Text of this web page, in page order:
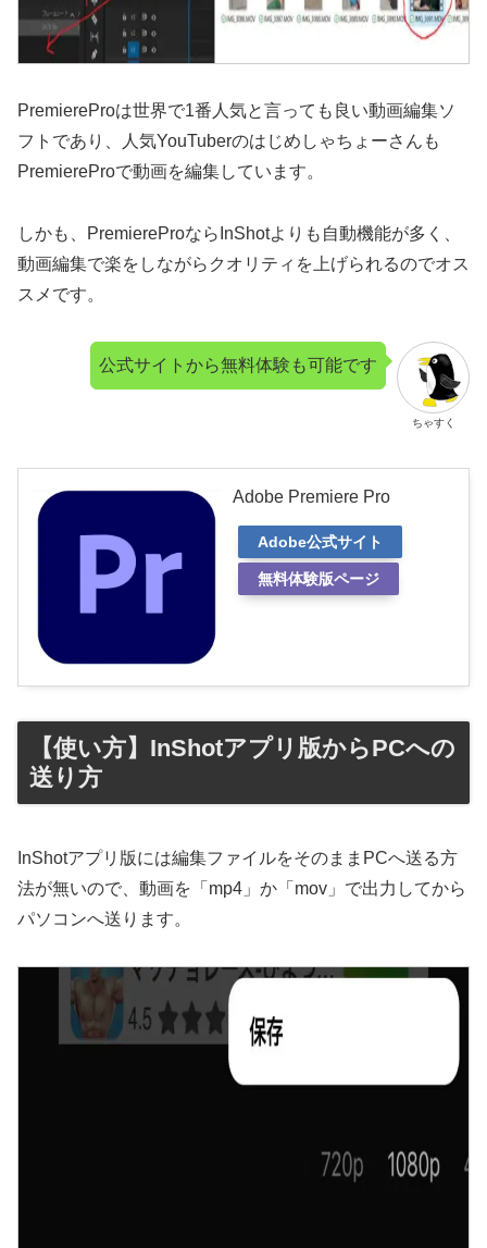
PremiereProは世界で1番人気と言っても良い動画編集ソ
フトであり、人気YouTuberのはじめしゃちょーさんも
PremiereProで動画を編集しています。
しかも、PremiereProならInShotよりも自動機能が多く、
動画編集で楽をしながらクオリティを上げられるのでオス
スメです。
ちゃすく
公式サイトから無料体験も可能です
Adobe Premiere Pro
Adobe公式サイト
無料体験版ページ
【使い方】InShotアプリ版からPCへの
送り方
InShotアプリ版には編集ファイルをそのままPCへ送る方
法が無いので、動画を「mp4」か「mov」で出力してから
パソコンへ送ります。